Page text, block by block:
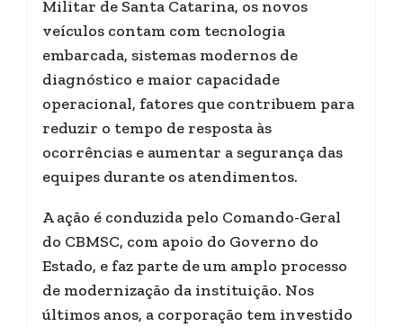
Militar de Santa Catarina, os novos
veículos contam com tecnologia
embarcada, sistemas modernos de
diagnóstico e maior capacidade
operacional, fatores que contribuem para
reduzir o tempo de resposta às
ocorrências e aumentar a segurança das
equipes durante os atendimentos.
A ação é conduzida pelo Comando-Geral
do CBMSC, com apoio do Governo do
Estado, e faz parte de um amplo processo
de modernização da instituição. Nos
últimos anos, a corporação tem investido